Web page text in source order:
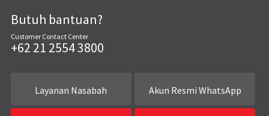
Butuh bantuan?
Customer Contact Center
+62 21 2554 3800
Layanan Nasabah Akun Resmi WhatsApp